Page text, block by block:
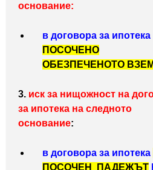
основание:
в договора за ипотека
ПОСОЧЕНО
ОБЕЗПЕЧЕНОТО
3. иск за нищожност на
за ипотека на следното
основание:
в договора за ипотека
ПОСОЧЕН ПАДЕЖЪТ